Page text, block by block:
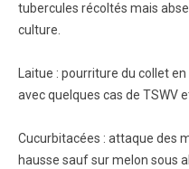
tubercules récoltés mais
culture.
Laitue : pourriture du collet
avec quelques cas de TSWV
Cucurbitacées : attaque des
hausse sauf sur melon sous